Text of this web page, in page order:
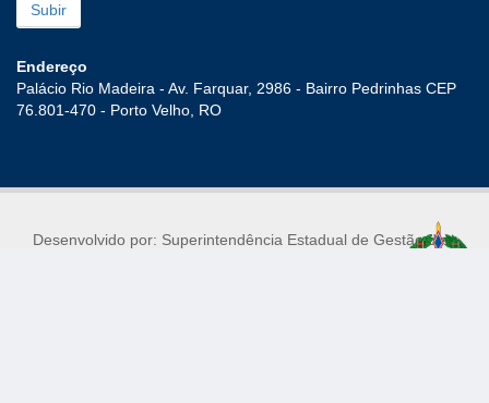
Subir
Endereço
Palácio Rio Madeira - Av. Farquar, 2986 - Bairro Pedrinhas CEP
76.801-470 - Porto Velho, RO
Desenvolvido por: Superintendência Estadual de Gestão de